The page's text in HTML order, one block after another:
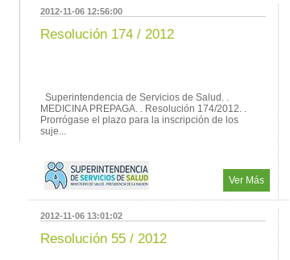
2012-11-06 12:56:00
Resolución 174 / 2012
Superintendencia de Servicios de Salud. .
MEDICINA PREPAGA. . Resolución 174/2012. .
Prorrógase el plazo para la inscripción de los
suje...
Ver Más
2012-11-06 13:01:02
Resolución 55 / 2012